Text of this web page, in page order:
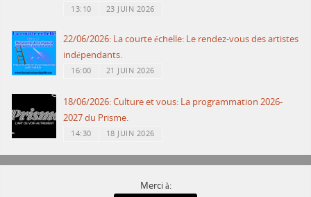
13:10 23 JUIN 2026
22/06/2026: La courte échelle: Le rendez-vous des artistes
indépendants.
16:00 21 JUIN 2026
18/06/2026: Culture et vous: La programmation 2026-
2027 du Prisme.
14:30 18 JUIN 2026
Merci à: